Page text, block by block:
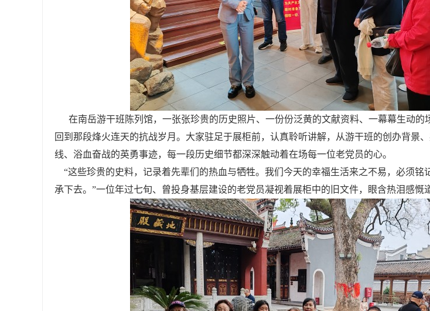
在南岳游干班陈列馆，一张张珍贵的历史照片、一份份泛黄的文献资料、一幕幕生动的
回到那段烽火连天的抗战岁月。大家驻足于展柜前，认真聆听讲解，从游干班的创办背景
线、浴血奋战的英勇事迹，每一段历史细节都深深触动着在场每一位老党员的心。
“这些珍贵的史料，记录着先辈们的热血与牺牲。我们今天的幸福生活来之不易，必须铭
承下去。”一位年过七旬、曾投身基层建设的老党员凝视着展柜中的旧文件，眼含热泪感慨